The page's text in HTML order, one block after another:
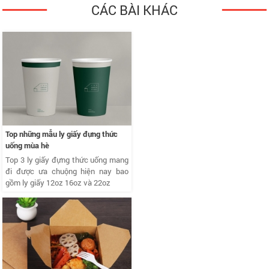
CÁC BÀI KHÁC
Top những mẫu ly giấy đựng thức
uống mùa hè
Top 3 ly giấy đựng thức uống mang
đi được ưa chuộng hiện nay bao
gồm ly giấy 12oz 16oz và 22oz